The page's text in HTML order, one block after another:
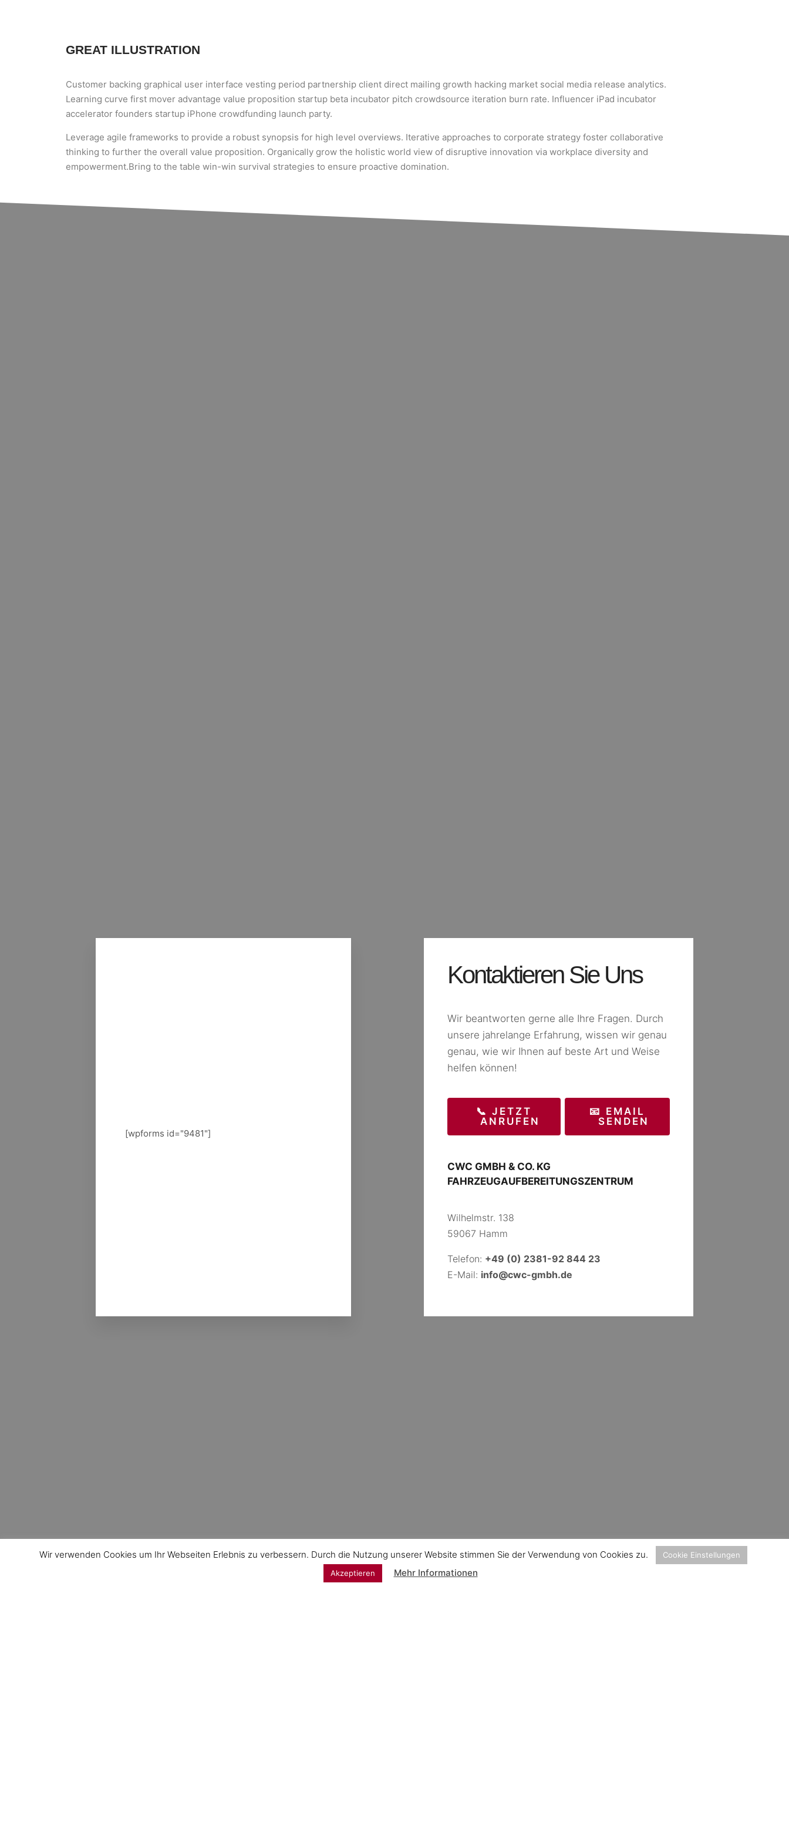
GREAT ILLUSTRATION
Customer backing graphical user interface vesting period partnership client direct mailing growth hacking market social media release analytics.
Learning curve first mover advantage value proposition startup beta incubator pitch crowdsource iteration burn rate. Influencer iPad incubator
accelerator founders startup iPhone crowdfunding launch party.
Leverage agile frameworks to provide a robust synopsis for high level overviews. Iterative approaches to corporate strategy foster collaborative
thinking to further the overall value proposition. Organically grow the holistic world view of disruptive innovation via workplace diversity and
empowerment.Bring to the table win-win survival strategies to ensure proactive domination.
[wpforms id="9481"]
Kontaktieren Sie Uns
Wir beantworten gerne alle Ihre Fragen. Durch
unsere jahrelange Erfahrung, wissen wir genau
genau, wie wir Ihnen auf beste Art und Weise
helfen können!
📞 JETZT
ANRUFEN
📧 EMAIL
SENDEN
CWC GMBH & CO. KG
FAHRZEUGAUFBEREITUNGSZENTRUM
Wilhelmstr. 138
59067 Hamm
Telefon: +49 (0) 2381-92 844 23
E-Mail: info@cwc-gmbh.de
Wir verwenden Cookies um Ihr Webseiten Erlebnis zu verbessern. Durch die Nutzung unserer Website stimmen Sie der Verwendung von Cookies zu.
Cookie Einstellungen
Akzeptieren
Mehr Informationen